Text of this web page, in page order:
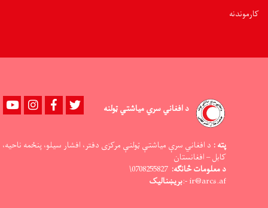
کارموندنه
د افغاني سري میاشتي ټولنه YoutubeinstagramFacebook Twitter
پته : د افغاني سرې میاشتې ټولنې مرکزی دفتر، افشار سیلو، پنځمه ناحیه،
کابل – افغانستان
د معلومات څانګه: 0708255827\
ir@arcs.af -: بریښنالیک